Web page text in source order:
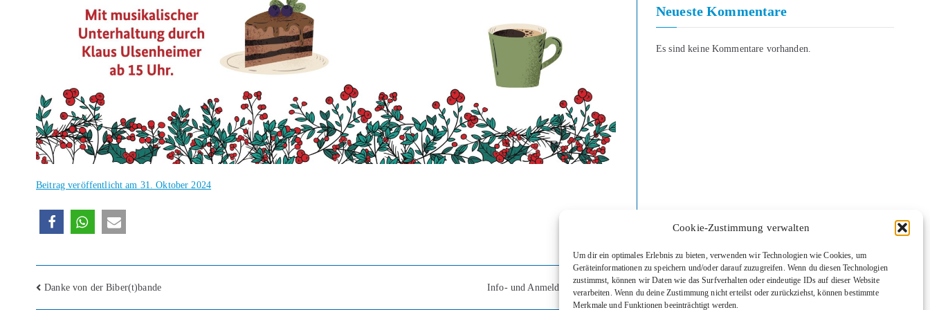
Cookie-Zustimmung verwalten
Um dir ein optimales Erlebnis zu bieten, verwenden wir Technologien wie Cookies, um
Geräteinformationen zu speichern und/oder darauf zuzugreifen. Wenn du diesen Technologien
zustimmst, können wir Daten wie das Surfverhalten oder eindeutige IDs auf dieser Website
verarbeiten. Wenn du deine Zustimmung nicht erteilst oder zurückziehst, können bestimmte
Merkmale und Funktionen beeinträchtigt werden.
Beitrag veröffentlicht am 31. Oktober 2024
Danke von der Biber(t)bande Info- und Anmeldenachmittag
Neueste Kommentare
Es sind keine Kommentare vorhanden.